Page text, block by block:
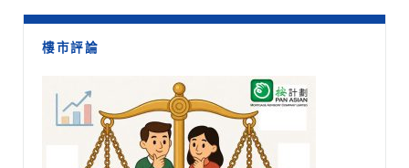
樓市評論